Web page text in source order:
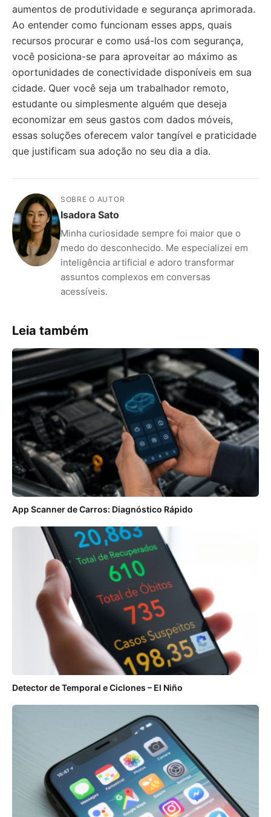
aumentos de produtividade e segurança aprimorada.
Ao entender como funcionam esses apps, quais
recursos procurar e como usá-los com segurança,
você posiciona-se para aproveitar ao máximo as
oportunidades de conectividade disponíveis em sua
cidade. Quer você seja um trabalhador remoto,
estudante ou simplesmente alguém que deseja
economizar em seus gastos com dados móveis,
essas soluções oferecem valor tangível e praticidade
que justificam sua adoção no seu dia a dia.
SOBRE O AUTOR
Isadora Sato
Minha curiosidade sempre foi maior que o
medo do desconhecido. Me especializei em
inteligência artificial e adoro transformar
assuntos complexos em conversas
acessíveis.
Leia também
App Scanner de Carros: Diagnóstico Rápido
Detector de Temporal e Ciclones – El Niño